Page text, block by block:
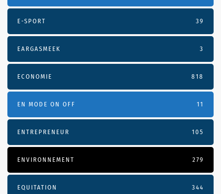
E-SPORT 39
EARGASMEEK 3
ECONOMIE 818
EN MODE ON OFF 11
ENTREPRENEUR 105
ENVIRONNEMENT 279
EQUITATION 344